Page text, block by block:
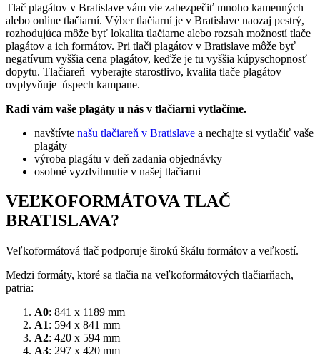
Tlač plagátov v Bratislave vám vie zabezpečiť mnoho kamenných
alebo online tlačiarní. Výber tlačiarní je v Bratislave naozaj pestrý,
rozhodujúca môže byť lokalita tlačiarne alebo rozsah možností tlače
plagátov a ich formátov. Pri tlači plagátov v Bratislave môže byť
negatívum vyššia cena plagátov, keďže je tu vyššia kúpyschopnosť
dopytu. Tlačiareň vyberajte starostlivo, kvalita tlače plagátov
ovplyvňuje úspech kampane.
Radi vám vaše plagáty u nás v tlačiarni vytlačíme.
navštívte našu tlačiareň v Bratislave a nechajte si vytlačiť vaše
plagáty
výroba plagátu v deň zadania objednávky
osobné vyzdvihnutie v našej tlačiarni
VEĽKOFORMÁTOVA TLAČ
BRATISLAVA?
Veľkoformátová tlač podporuje širokú škálu formátov a veľkostí.
Medzi formáty, ktoré sa tlačia na veľkoformátových tlačiarňach,
patria:
A0: 841 x 1189 mm
A1: 594 x 841 mm
A2: 420 x 594 mm
A3: 297 x 420 mm